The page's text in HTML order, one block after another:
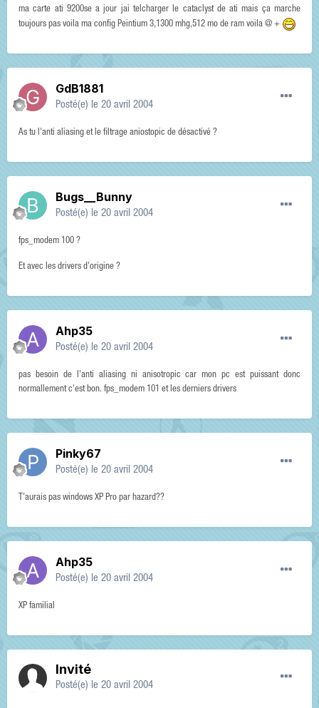
ma carte ati 9200se a jour jai telcharger le cataclyst de ati mais ça marche
toujours pas voila ma config Peintium 3,1300 mhg,512 mo de ram voila @ +
GdB1881
Posté(e) le 20 avril 2004
As tu l'anti aliasing et le filtrage aniostopic de désactivé ?
Bugs__Bunny
Posté(e) le 20 avril 2004
fps_modem 100 ?
Et avec les drivers d'origine ?
Ahp35
Posté(e) le 20 avril 2004
pas besoin de l'anti aliasing ni anisotropic car mon pc est puissant donc
normallement c'est bon. fps_modem 101 et les derniers drivers
Pinky67
Posté(e) le 20 avril 2004
T'aurais pas windows XP Pro par hazard??
Ahp35
Posté(e) le 20 avril 2004
XP familial
Invité
Posté(e) le 20 avril 2004